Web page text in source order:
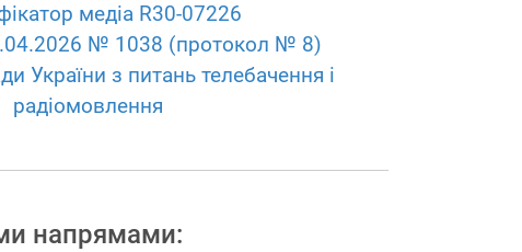
медіа R30-07226
№ 1038 (протокол № 8)
України з питань телебачення і
радіомовлення
напрямами: